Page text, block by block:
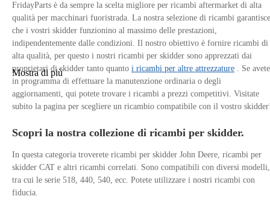
FridayParts è da sempre la scelta migliore per ricambi aftermarket di alta
qualità per macchinari fuoristrada. La nostra selezione di ricambi garantisce
che i vostri skidder funzionino al massimo delle prestazioni,
indipendentemente dalle condizioni. Il nostro obiettivo è fornire ricambi di
alta qualità, per questo i nostri ricambi per skidder sono apprezzati dai
proprietari di skidder tanto quanto i ricambi per altre attrezzature . Se avete
in programma di effettuare la manutenzione ordinaria o degli
aggiornamenti, qui potete trovare i ricambi a prezzi competitivi. Visitate
subito la pagina per scegliere un ricambio compatibile con il vostro
Scopri la nostra collezione di ricambi per skidder.
In questa categoria troverete ricambi per skidder John Deere, ricambi per
skidder CAT e altri ricambi correlati. Sono compatibili con diversi modelli,
tra cui le serie 518, 440, 540, ecc. Potete utilizzare i nostri ricambi con
fiducia.
Mostra di più